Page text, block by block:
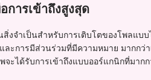
การเข้าถึงสูงสุด
งจำเป็นสำหรับการเติบโตของโพลแบ
การมีส่วนร่วมที่มีความหมาย มากกว่า
ะได้รับการเข้าถึงแบบออร์แกนิกที่มาก